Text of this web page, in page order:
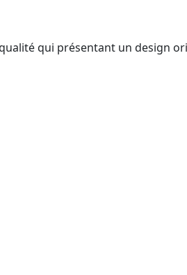
qui présentant un design